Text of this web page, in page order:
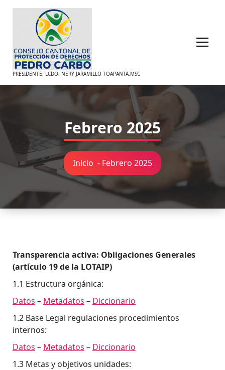
Saltar
contenido
PRESIDENTE: LCDO. NERY JARAMILLO TOAPANTA.MSC
Febrero 2025
Inicio - Febrero 2025
Transparencia activa: Obligaciones Generales
(artículo 19 de la LOTAIP)
1.1 Estructura orgánica:
Datos – Metadatos – Diccionario
1.2 Base Legal regulaciones procedimientos
internos:
Datos – Metadatos – Diccionario
1.3 Metas y objetivos unidades: